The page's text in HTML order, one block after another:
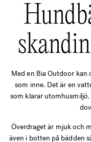
Med en Bia Outdoor
som inne. Det är en
som klarar utomhusmiljö.
Överdraget är mjuk och
även i botten på bädden